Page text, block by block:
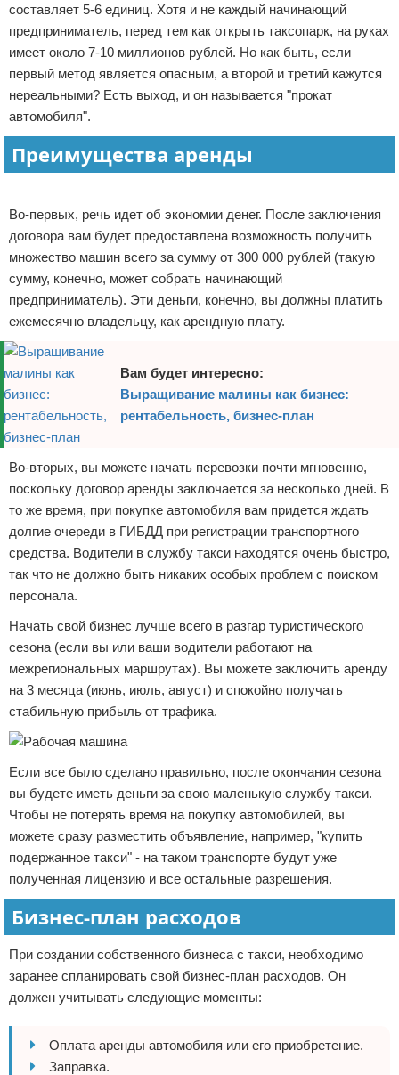
составляет 5-6 единиц. Хотя и не каждый начинающий
предприниматель, перед тем как открыть таксопарк, на руках
имеет около 7-10 миллионов рублей. Но как быть, если
первый метод является опасным, а второй и третий кажутся
нереальными? Есть выход, и он называется "прокат
автомобиля".
Преимущества аренды
Во-первых, речь идет об экономии денег. После заключения
договора вам будет предоставлена возможность получить
множество машин всего за сумму от 300 000 рублей (такую
сумму, конечно, может собрать начинающий
предприниматель). Эти деньги, конечно, вы должны платить
ежемесячно владельцу, как арендную плату.
Вам будет интересно:
Выращивание малины как бизнес:
рентабельность, бизнес-план
Во-вторых, вы можете начать перевозки почти мгновенно,
поскольку договор аренды заключается за несколько дней. В
то же время, при покупке автомобиля вам придется ждать
долгие очереди в ГИБДД при регистрации транспортного
средства. Водители в службу такси находятся очень быстро,
так что не должно быть никаких особых проблем с поиском
персонала.
Начать свой бизнес лучше всего в разгар туристического
сезона (если вы или ваши водители работают на
межрегиональных маршрутах). Вы можете заключить аренду
на 3 месяца (июнь, июль, август) и спокойно получать
стабильную прибыль от трафика.
Если все было сделано правильно, после окончания сезона
вы будете иметь деньги за свою маленькую службу такси.
Чтобы не потерять время на покупку автомобилей, вы
можете сразу разместить объявление, например, "купить
подержанное такси" - на таком транспорте будут уже
полученная лицензию и все остальные разрешения.
Бизнес-план расходов
При создании собственного бизнеса с такси, необходимо
заранее спланировать свой бизнес-план расходов. Он
должен учитывать следующие моменты:
Оплата аренды автомобиля или его приобретение.
Заправка.